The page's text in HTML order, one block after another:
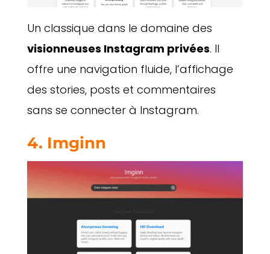
Un classique dans le domaine des
visionneuses Instagram privées. Il
offre une navigation fluide, l’affichage
des stories, posts et commentaires
sans se connecter à Instagram.
4. Imginn